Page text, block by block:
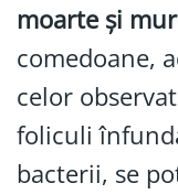
moarte și
comedoane,
celor
foliculi
bacterii, se